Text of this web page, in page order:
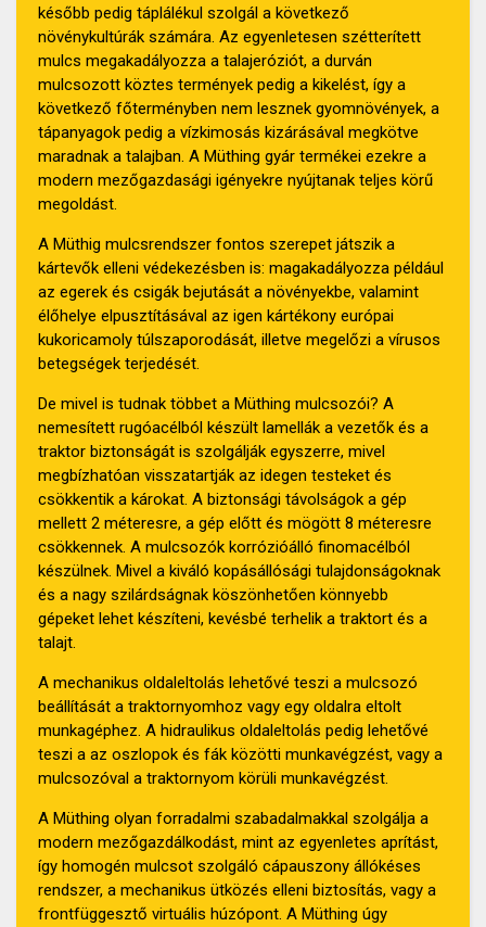
később pedig táplálékul szolgál a következő
növénykultúrák számára. Az egyenletesen szétterített
mulcs megakadályozza a talajeróziót, a durván
mulcsozott köztes termények pedig a kikelést, így a
következő főterményben nem lesznek gyomnövények, a
tápanyagok pedig a vízkimosás kizárásával megkötve
maradnak a talajban. A Müthing gyár termékei ezekre a
modern mezőgazdasági igényekre nyújtanak teljes körű
megoldást.
A Müthig mulcsrendszer fontos szerepet játszik a
kártevők elleni védekezésben is: magakadályozza például
az egerek és csigák bejutását a növényekbe, valamint
élőhelye elpusztításával az igen kártékony európai
kukoricamoly túlszaporodását, illetve megelőzi a vírusos
betegségek terjedését.
De mivel is tudnak többet a Müthing mulcsozói? A
nemesített rugóacélból készült lamellák a vezetők és a
traktor biztonságát is szolgálják egyszerre, mivel
megbízhatóan visszatartják az idegen testeket és
csökkentik a károkat. A biztonsági távolságok a gép
mellett 2 méteresre, a gép előtt és mögött 8 méteresre
csökkennek. A mulcsozók korrózióálló finomacélból
készülnek. Mivel a kiváló kopásállósági tulajdonságoknak
és a nagy szilárdságnak köszönhetően könnyebb
gépeket lehet készíteni, kevésbé terhelik a traktort és a
talajt.
A mechanikus oldaleltolás lehetővé teszi a mulcsozó
beállítását a traktornyomhoz vagy egy oldalra eltolt
munkagéphez. A hidraulikus oldaleltolás pedig lehetővé
teszi a az oszlopok és fák közötti munkavégzést, vagy a
mulcsozóval a traktornyom körüli munkavégzést.
A Müthing olyan forradalmi szabadalmakkal szolgálja a
modern mezőgazdálkodást, mint az egyenletes aprítást,
így homogén mulcsot szolgáló cápauszony állókéses
rendszer, a mechanikus ütközés elleni biztosítás, vagy a
frontfüggesztő virtuális húzópont. A Müthing úgy